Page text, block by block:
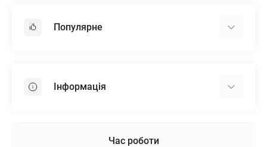
Популярне
Пінопласт
Інформація
Час роботи